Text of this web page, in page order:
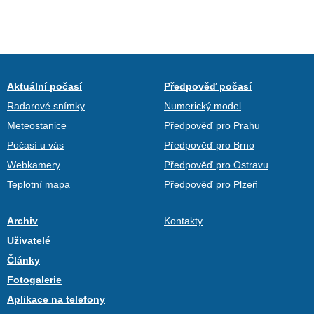
Aktuální počasí
Radarové snímky
Meteostanice
Počasí u vás
Webkamery
Teplotní mapa
Předpověď počasí
Numerický model
Předpověď pro Prahu
Předpověď pro Brno
Předpověď pro Ostravu
Předpověď pro Plzeň
Archiv
Uživatelé
Články
Fotogalerie
Aplikace na telefony
Kontakty